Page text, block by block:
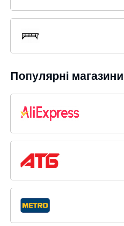
Популярні магазини